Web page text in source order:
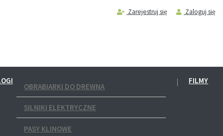
Zarejestruj się Zaloguj się
OBRABIARKI DO DREWNA
SILNIKI ELEKTRYCZNE
PASY KLINOWE
FILMY